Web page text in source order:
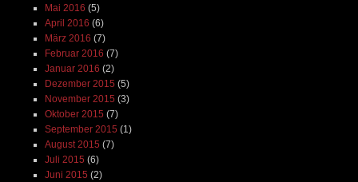
Mai 2016 (5)
April 2016 (6)
März 2016 (7)
Februar 2016 (7)
Januar 2016 (2)
Dezember 2015 (5)
November 2015 (3)
Oktober 2015 (7)
September 2015 (1)
August 2015 (7)
Juli 2015 (6)
Juni 2015 (2)